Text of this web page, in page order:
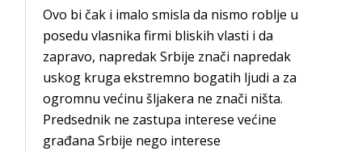
Ovo bi čak i imalo smisla da nismo roblje u
posedu vlasnika firmi bliskih vlasti i da
zapravo, napredak Srbije znači napredak
uskog kruga ekstremno bogatih ljudi a za
ogromnu većinu šljakera ne znači ništa.
Predsednik ne zastupa interese većine
građana Srbije nego interese